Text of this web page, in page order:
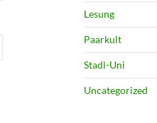
Lesung
Paarkult
Stadl-Uni
Uncategorized